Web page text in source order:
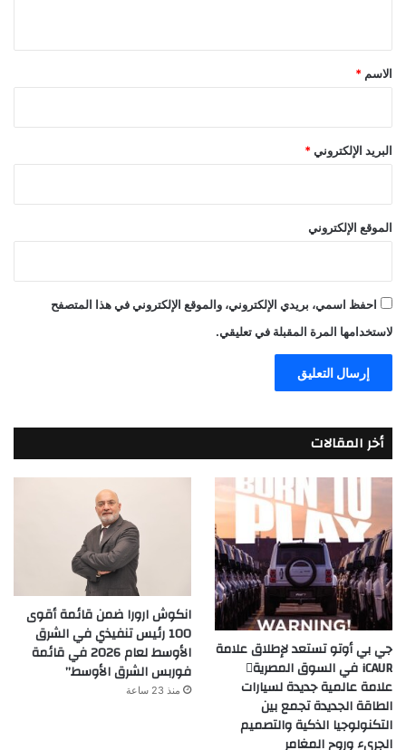
*
الاسم *
البريد الإلكتروني *
الموقع الإلكتروني
احفظ اسمي، بريدي الإلكتروني، والموقع الإلكتروني في هذا المتصفح
لاستخدامها المرة المقبلة في تعليقي.
أخر المقالات
جي بي أوتو تستعد لإطلاق علامة
iCAUR في السوق المصرية
علامة عالمية جديدة لسيارات
الطاقة الجديدة تجمع بين
التكنولوجيا الذكية والتصميم
الجريء وروح المغامر
انكوش ارورا ضمن قائمة أقوى
100 رئيس تنفيذي في الشرق
الأوسط لعام 2026 في قائمة
فوربس الشرق الأوسط”
منذ 23 ساعة